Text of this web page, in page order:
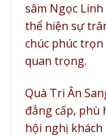
sâm Ngọc
thể hiện sự
chúc phúc
quan trọng.
Quà Tri Ân
đẳng cấp, phù
hội nghị